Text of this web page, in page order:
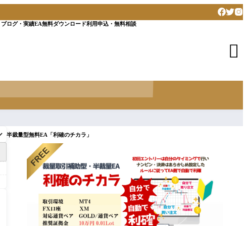
ブログ・実績EA無料ダウンロード利用申込・無料相談

半裁量型無料EA「利確のチカラ」